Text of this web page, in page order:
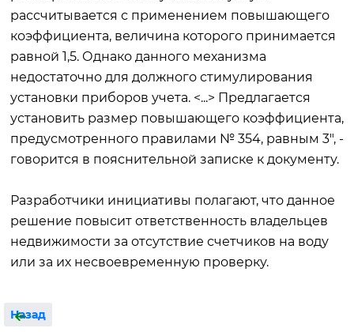
рассчитывается с применением повышающего
коэффициента, величина которого принимается
равной 1,5. Однако данного механизма
недостаточно для должного стимулирования
установки приборов учета. <...> Предлагается
установить размер повышающего коэффициента,
предусмотренного правилами № 354, равным 3", -
говорится в пояснительной записке к документу.
Разработчики инициативы полагают, что данное
решение повысит ответственность владельцев
недвижимости за отсутствие счетчиков на воду
или за их несвоевременную проверку.
Назад